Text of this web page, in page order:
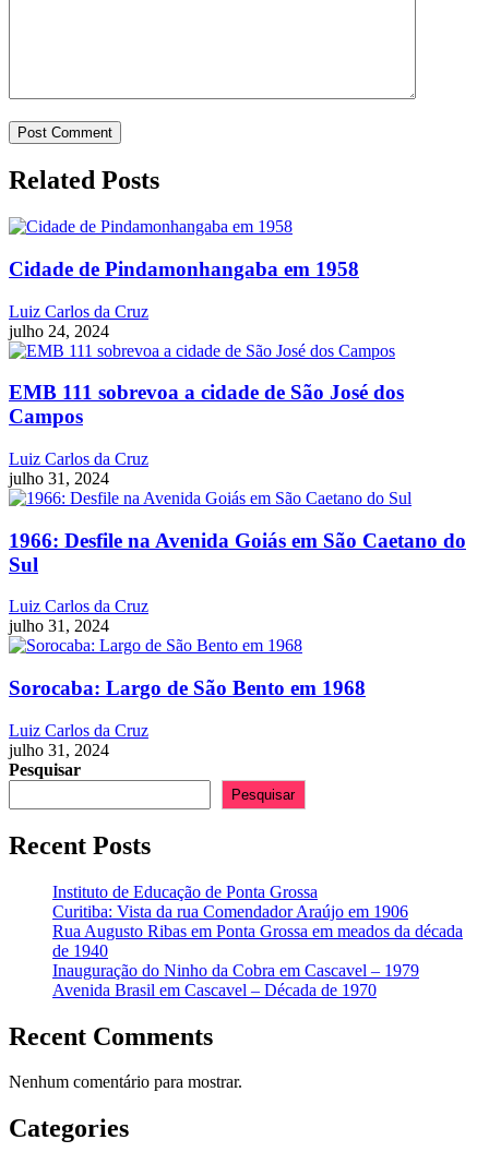
Related Posts
Cidade de Pindamonhangaba em 1958
Luiz Carlos da Cruz
julho 24, 2024
EMB 111 sobrevoa a cidade de São José dos
Campos
Luiz Carlos da Cruz
julho 31, 2024
1966: Desfile na Avenida Goiás em São Caetano do
Sul
Luiz Carlos da Cruz
julho 31, 2024
Sorocaba: Largo de São Bento em 1968
Luiz Carlos da Cruz
julho 31, 2024
Pesquisar
Pesquisar
Recent Posts
Instituto de Educação de Ponta Grossa
Curitiba: Vista da rua Comendador Araújo em 1906
Rua Augusto Ribas em Ponta Grossa em meados da década
de 1940
Inauguração do Ninho da Cobra em Cascavel – 1979
Avenida Brasil em Cascavel – Década de 1970
Recent Comments
Nenhum comentário para mostrar.
Categories